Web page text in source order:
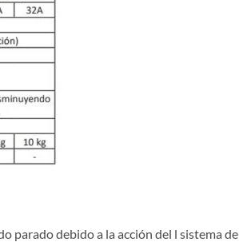
parado debido a la acción del l sistema de